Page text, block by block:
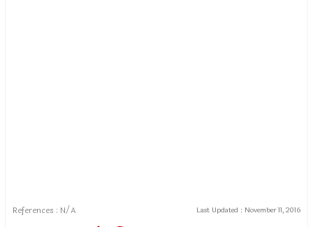
References : N/A Last Updated : November 11, 2016